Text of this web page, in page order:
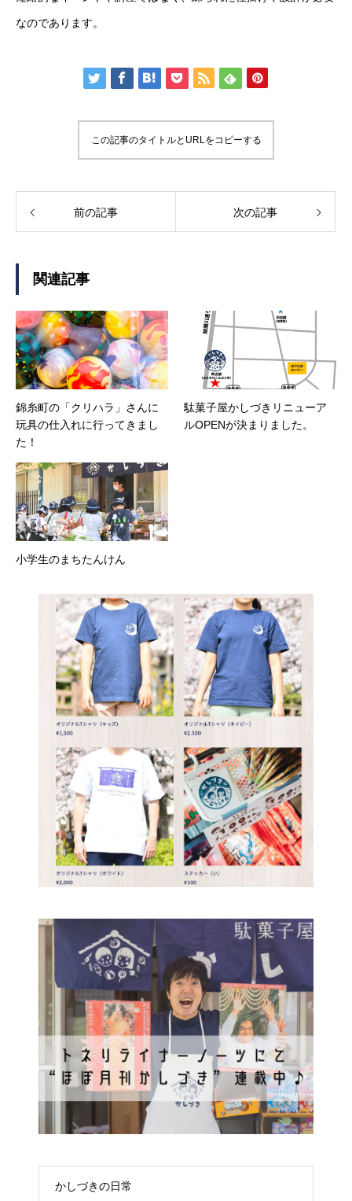
なのであります。
この記事のタイトルとURLをコピーする
前の記事 次の記事
関連記事
錦糸町の「クリハラ」さんに
玩具の仕入れに行ってきまし
た！
駄菓子屋かしづきリニューア
ルOPENが決まりました。
小学生のまちたんけん
かしづきの日常